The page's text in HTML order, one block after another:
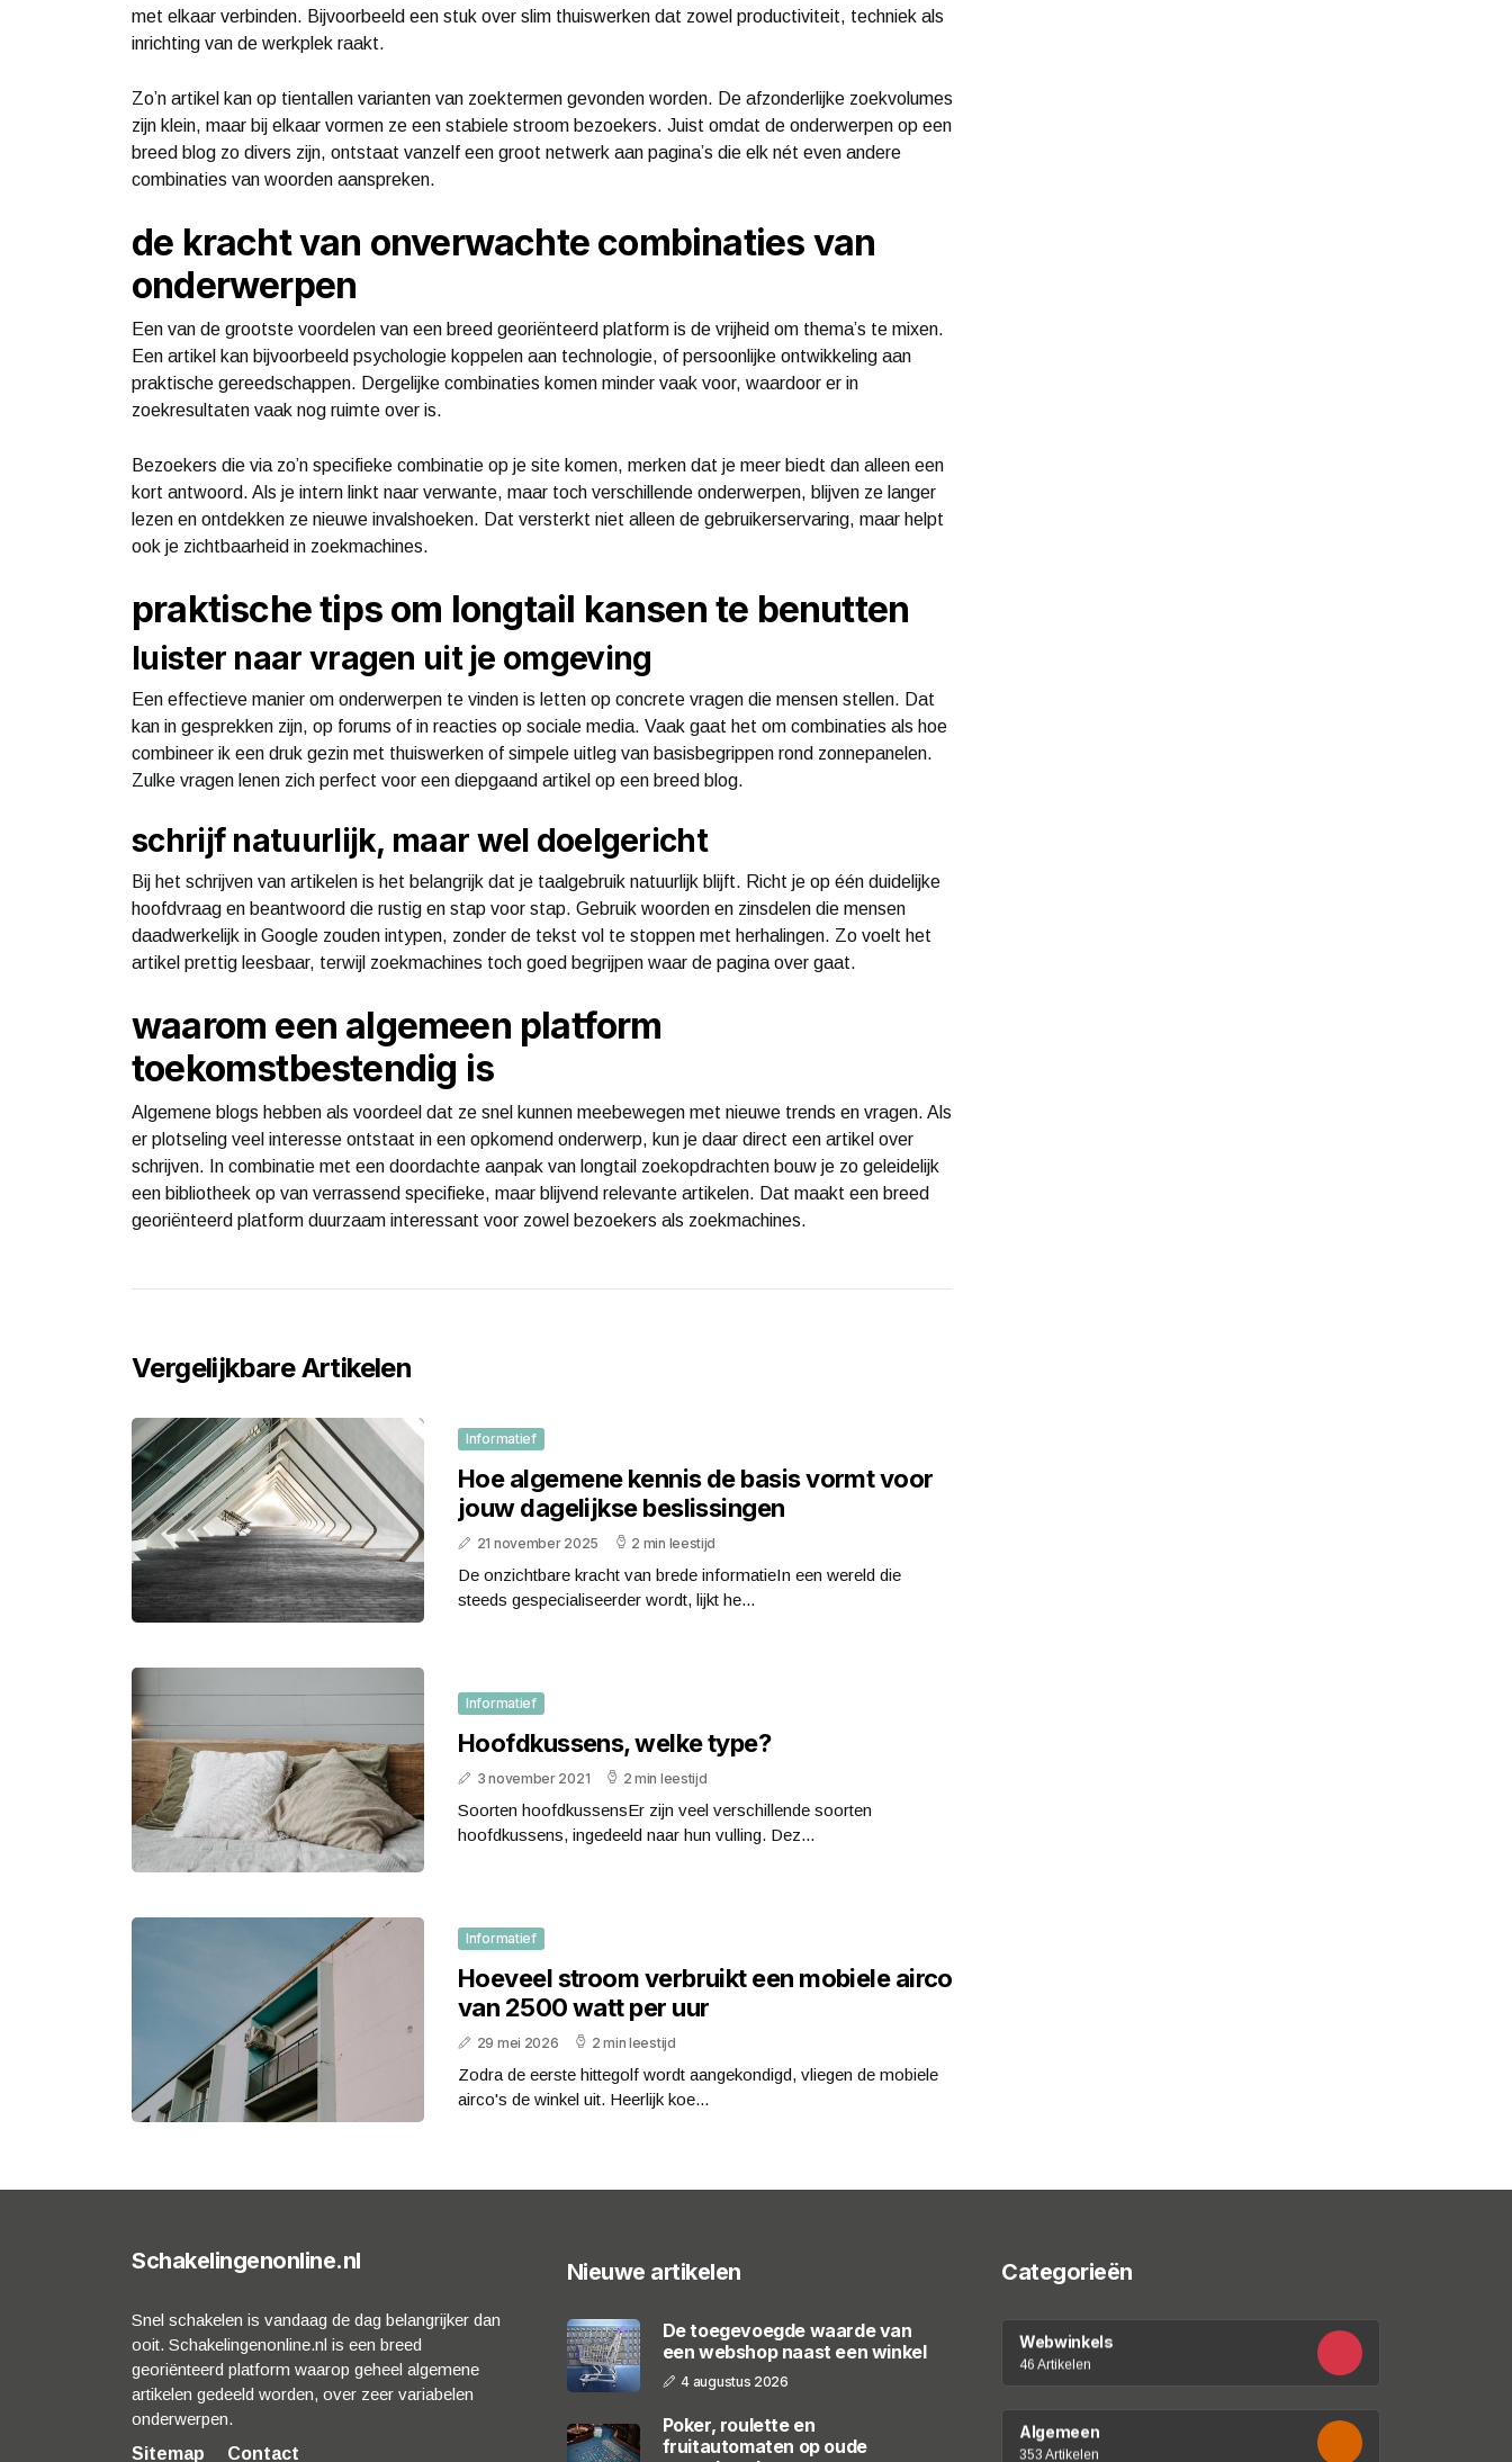
met elkaar verbinden. Bijvoorbeeld een stuk over slim thuiswerken dat zowel productiviteit, techniek als
inrichting van de werkplek raakt.
Zo’n artikel kan op tientallen varianten van zoektermen gevonden worden. De afzonderlijke zoekvolumes
zijn klein, maar bij elkaar vormen ze een stabiele stroom bezoekers. Juist omdat de onderwerpen op een
breed blog zo divers zijn, ontstaat vanzelf een groot netwerk aan pagina’s die elk nét even andere
combinaties van woorden aanspreken.
de kracht van onverwachte combinaties van
onderwerpen
Een van de grootste voordelen van een breed georiënteerd platform is de vrijheid om thema’s te mixen.
Een artikel kan bijvoorbeeld psychologie koppelen aan technologie, of persoonlijke ontwikkeling aan
praktische gereedschappen. Dergelijke combinaties komen minder vaak voor, waardoor er in
zoekresultaten vaak nog ruimte over is.
Bezoekers die via zo’n specifieke combinatie op je site komen, merken dat je meer biedt dan alleen een
kort antwoord. Als je intern linkt naar verwante, maar toch verschillende onderwerpen, blijven ze langer
lezen en ontdekken ze nieuwe invalshoeken. Dat versterkt niet alleen de gebruikerservaring, maar helpt
ook je zichtbaarheid in zoekmachines.
praktische tips om longtail kansen te benutten
luister naar vragen uit je omgeving
Een effectieve manier om onderwerpen te vinden is letten op concrete vragen die mensen stellen. Dat
kan in gesprekken zijn, op forums of in reacties op sociale media. Vaak gaat het om combinaties als hoe
combineer ik een druk gezin met thuiswerken of simpele uitleg van basisbegrippen rond zonnepanelen.
Zulke vragen lenen zich perfect voor een diepgaand artikel op een breed blog.
schrijf natuurlijk, maar wel doelgericht
Bij het schrijven van artikelen is het belangrijk dat je taalgebruik natuurlijk blijft. Richt je op één duidelijke
hoofdvraag en beantwoord die rustig en stap voor stap. Gebruik woorden en zinsdelen die mensen
daadwerkelijk in Google zouden intypen, zonder de tekst vol te stoppen met herhalingen. Zo voelt het
artikel prettig leesbaar, terwijl zoekmachines toch goed begrijpen waar de pagina over gaat.
waarom een algemeen platform
toekomstbestendig is
Algemene blogs hebben als voordeel dat ze snel kunnen meebewegen met nieuwe trends en vragen. Als
er plotseling veel interesse ontstaat in een opkomend onderwerp, kun je daar direct een artikel over
schrijven. In combinatie met een doordachte aanpak van longtail zoekopdrachten bouw je zo geleidelijk
een bibliotheek op van verrassend specifieke, maar blijvend relevante artikelen. Dat maakt een breed
georiënteerd platform duurzaam interessant voor zowel bezoekers als zoekmachines.
Vergelijkbare Artikelen
Informatief
Hoe algemene kennis de basis vormt voor
jouw dagelijkse beslissingen
21 november 2025 2 min leestijd
De onzichtbare kracht van brede informatieIn een wereld die
steeds gespecialiseerder wordt, lijkt he...
Informatief
Hoofdkussens, welke type?
3 november 2021 2 min leestijd
Soorten hoofdkussensEr zijn veel verschillende soorten
hoofdkussens, ingedeeld naar hun vulling. Dez...
Informatief
Hoeveel stroom verbruikt een mobiele airco
van 2500 watt per uur
29 mei 2026 2 min leestijd
Zodra de eerste hittegolf wordt aangekondigd, vliegen de mobiele
airco's de winkel uit. Heerlijk koe...
Schakelingenonline.nl
Snel schakelen is vandaag de dag belangrijker dan
ooit. Schakelingenonline.nl is een breed
georiënteerd platform waarop geheel algemene
artikelen gedeeld worden, over zeer variabelen
onderwerpen.
Sitemap
Contact
Nieuwe artikelen
De toegevoegde waarde van
een webshop naast een winkel
4 augustus 2026
Poker, roulette en
fruitautomaten op oude
Categorieën
Webwinkels
46 Artikelen
Algemeen
353 Artikelen